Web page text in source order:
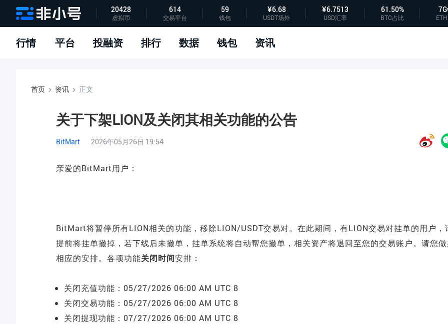
APP下载
指标说明
问题反馈
20428
虚拟币
614
交易平台
59
钱包
¥6.68
USDT场外
¥6.7513
USD汇率
61.50%
BTC占比
行情 平台 投融资 排行 数据 钱包 资讯
首页 资讯 正文
关于下架LION及关闭其相关功能的公告
BitMart 2026年05月26日 19:54
亲爱的BitMart用户：
BitMart将暂停所有LION相关的功能，移除LION/USDT交易对。在此期间，有LION交易对挂单的用户，
提前将挂单撤掉，若下线后未撤单，挂单系统将自动帮您撤单，相关资产将退回至您的交易账户。请您
相应的安排。各项功能关闭时间安排：
关闭充值功能：05/27/2026 06:00 AM UTC 8
关闭交易功能：05/27/2026 06:00 AM UTC 8
关闭提现功能：07/27/2026 06:00 AM UTC 8